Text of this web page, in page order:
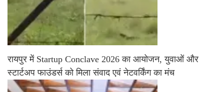
रायपुर में Startup Conclave 2026 का आयोजन, युवाओं और
स्टार्टअप फाउंडर्स को मिला संवाद एवं नेटवर्किंग का मंच